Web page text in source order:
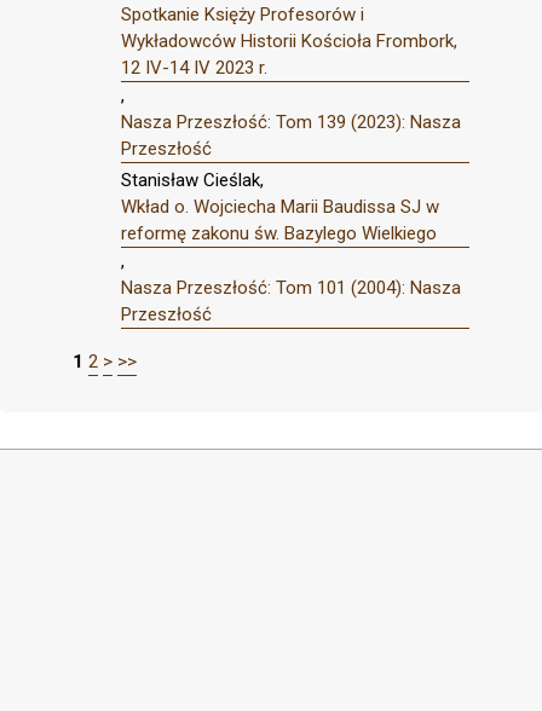
Spotkanie Księży Profesorów i
Wykładowców Historii Kościoła Frombork,
12 IV-14 IV 2023 r.
,
Nasza Przeszłość: Tom 139 (2023): Nasza
Przeszłość
Stanisław Cieślak,
Wkład o. Wojciecha Marii Baudissa SJ w
reformę zakonu św. Bazylego Wielkiego
,
Nasza Przeszłość: Tom 101 (2004): Nasza
Przeszłość
1 2 > >>